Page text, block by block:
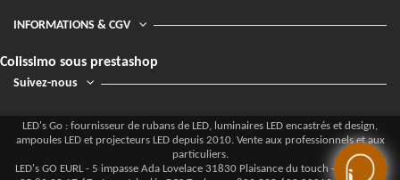
INFORMATIONS & CGV
Colissimo sous prestashop
Suivez-nous
LED's Go : fournisseur de rubans de LED, luminaires LED encastrés et design,
ampoules LED et projecteurs LED depuis 2010. Vente aux professionnels et aux
particuliers.
LED's GO EURL - 5 impasse Ada Lovelace 31830 Plaisance du touch - Téléphone